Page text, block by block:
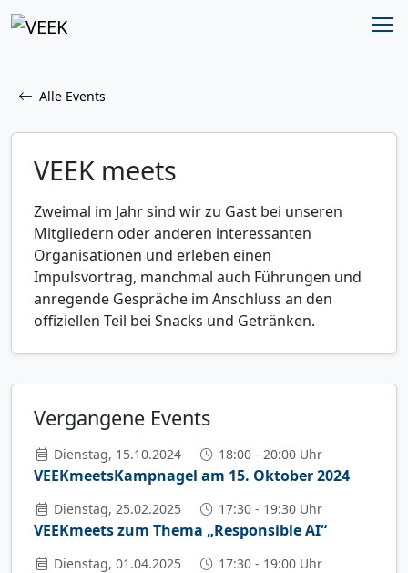
Alle Events
VEEK meets
Zweimal im Jahr sind wir zu Gast bei unseren
Mitgliedern oder anderen interessanten
Organisationen und erleben einen
Impulsvortrag, manchmal auch Führungen und
anregende Gespräche im Anschluss an den
offiziellen Teil bei Snacks und Getränken.
Vergangene Events
Dienstag, 15.10.2024 18:00 - 20:00 Uhr
VEEKmeetsKampnagel am 15. Oktober 2024
Dienstag, 25.02.2025 17:30 - 19:30 Uhr
VEEKmeets zum Thema „Responsible AI“
Dienstag, 01.04.2025 17:30 - 19:00 Uhr